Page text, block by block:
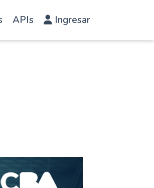
APIs Ingresar